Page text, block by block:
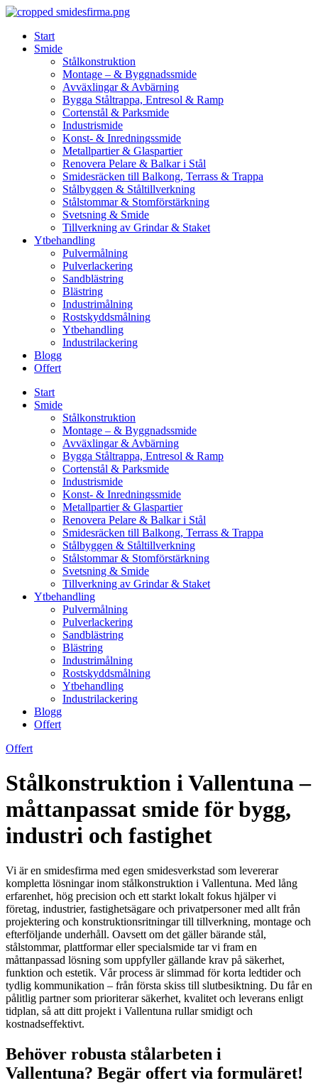
Skip
contentStart
Smide
Stålkonstruktion
Montage – & Byggnadssmide
Avväxlingar & Avbärning
Bygga Ståltrappa, Entresol & Ramp
Cortenstål & Parksmide
Industrismide
Konst- & Inredningssmide
Metallpartier & Glaspartier
Renovera Pelare & Balkar i Stål
Smidesräcken till Balkong, Terrass & Trappa
Stålbyggen & Ståltillverkning
Stålstommar & Stomförstärkning
Svetsning & Smide
Tillverkning av Grindar & Staket
Ytbehandling
Pulvermålning
Pulverlackering
Sandblästring
Blästring
Industrimålning
Rostskyddsmålning
Ytbehandling
Industrilackering
Blogg
Offert
Start
Smide
Stålkonstruktion
Montage – & Byggnadssmide
Avväxlingar & Avbärning
Bygga Ståltrappa, Entresol & Ramp
Cortenstål & Parksmide
Industrismide
Konst- & Inredningssmide
Metallpartier & Glaspartier
Renovera Pelare & Balkar i Stål
Smidesräcken till Balkong, Terrass & Trappa
Stålbyggen & Ståltillverkning
Stålstommar & Stomförstärkning
Svetsning & Smide
Tillverkning av Grindar & Staket
Ytbehandling
Pulvermålning
Pulverlackering
Sandblästring
Blästring
Industrimålning
Rostskyddsmålning
Ytbehandling
Industrilackering
Blogg
Offert
Offert
Stålkonstruktion i Vallentuna –
måttanpassat smide för bygg,
industri och fastighet
Vi är en smidesfirma med egen smidesverkstad som levererar
kompletta lösningar inom stålkonstruktion i Vallentuna. Med lång
erfarenhet, hög precision och ett starkt lokalt fokus hjälper vi
företag, industrier, fastighetsägare och privatpersoner med allt från
projektering och konstruktionsritningar till tillverkning, montage och
efterföljande underhåll. Oavsett om det gäller bärande stål,
stålstommar, plattformar eller specialsmide tar vi fram en
måttanpassad lösning som uppfyller gällande krav på säkerhet,
funktion och estetik. Vår process är slimmad för korta ledtider och
tydlig kommunikation – från första skiss till slutbesiktning. Du får en
pålitlig partner som prioriterar säkerhet, kvalitet och leverans enligt
tidplan, så att ditt projekt i Vallentuna rullar smidigt och
kostnadseffektivt.
Behöver robusta stålarbeten i
Vallentuna? Begär offert via formuläret!